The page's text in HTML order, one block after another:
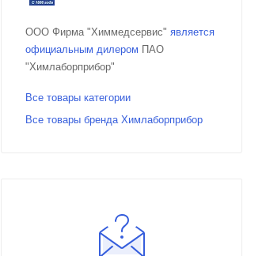
ООО Фирма "Химмедсервис" является
официальным дилером ПАО
"Химлаборприбор"
Все товары категории
Все товары бренда Химлаборприбор